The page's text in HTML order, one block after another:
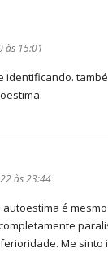
às 15:01
identificando.
às 23:44
é
Me sinto